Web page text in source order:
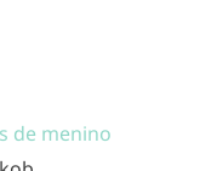
de menino